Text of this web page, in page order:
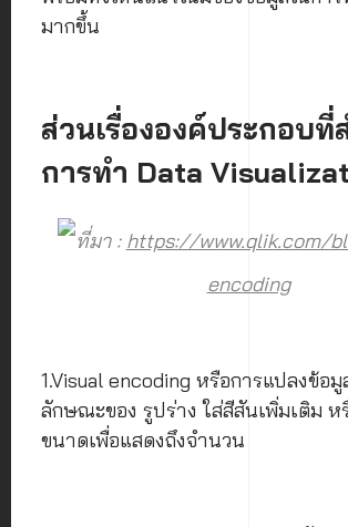
มากขึ้น
ส่วนเรื่ององค์ประกอบ
การทำ Data
ที่มา : https://www.qlik.com/
encoding
1.Visual encoding หรือการแปลงข้อมู
ลักษณะของ รูปร่าง ใส่สีสันเพิ่มเติม
ขนาดเพื่อแสดงถึงจำนวน